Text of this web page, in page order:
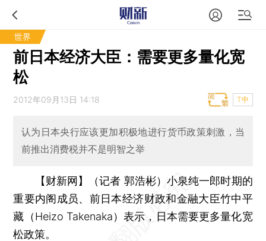
世界
前日本经济大臣：需要更多量化宽
松
2012年09月13日 14:18 T中
认为日本央行应该更加积极地进行货币政策刺激，当
前推出消费税并不是明智之举
【财新网】（记者 郭浩彬） 小泉纯一郎时期的
重要内阁成员、前日本经济财政和金融大臣竹中平
藏（Heizo Takenaka）表示，日本需要更多量化宽
松政策。